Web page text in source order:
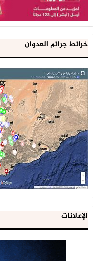
خرائط جرائم العدوان
الإعلانات